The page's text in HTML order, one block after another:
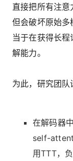
直接把所有注意
但会破坏原始多
当于在获得长
解能力。
为此，研究团队
在解码器
self-
用TTT，